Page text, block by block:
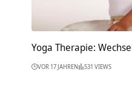
Yoga Therapie:
VOR 17 JAHREN 531 VIEWS